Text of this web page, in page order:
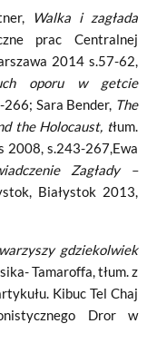
Walka i zagłada
prac Centralnej
2014 s.57-62,
oporu w getcie
Sara Bender, The
the Holocaust, tłum.
2008, s.243-267,Ewa
Zagłady –
Białystok 2013,
gdziekolwiek
Tamaroffa, tłum. z
Kibuc Tel Chaj
Dror w